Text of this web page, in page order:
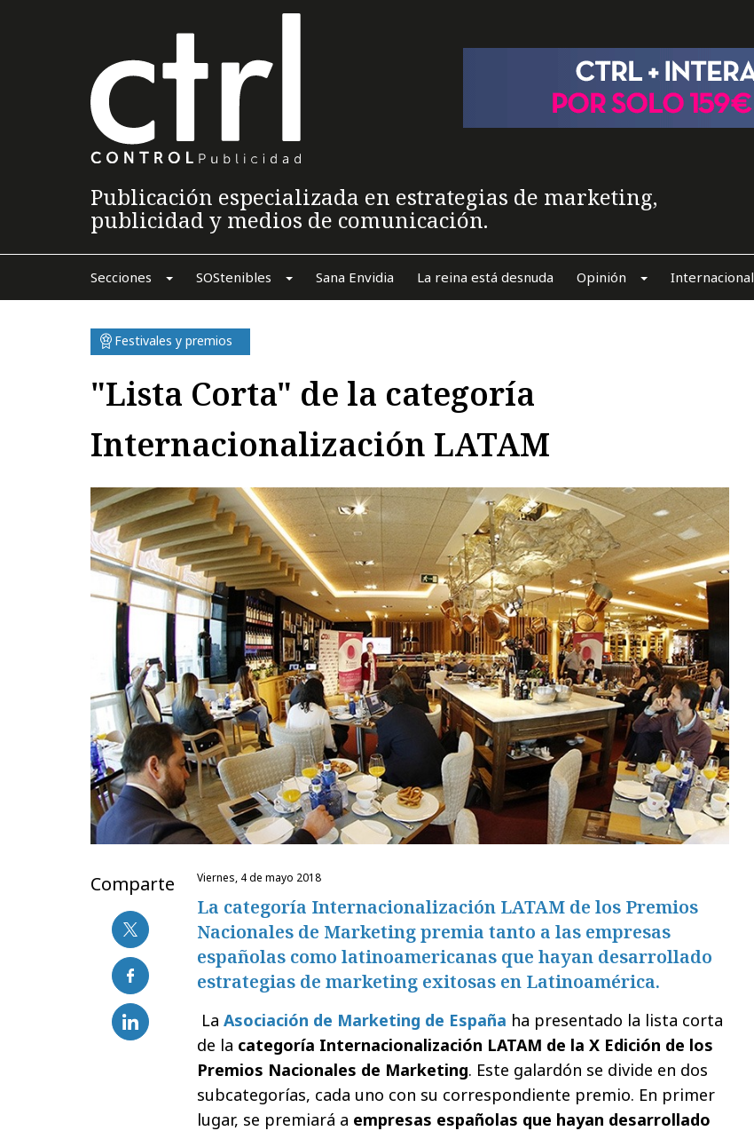
Publicación especializada en estrategias de marketing,
publicidad y medios de comunicación.
Secciones SOStenibles Sana Envidia La reina está desnuda Opinión Internacional
Festivales y premios
"Lista Corta" de la categoría
Internacionalización LATAM
Comparte viernes, 4 de mayo 2018
La categoría Internacionalización LATAM de los Premios
Nacionales de Marketing premia tanto a las empresas
españolas como latinoamericanas que hayan desarrollado
estrategias de marketing exitosas en Latinoamérica.
La Asociación de Marketing de España ha presentado la lista corta
de la categoría Internacionalización LATAM de la X Edición de los
Premios Nacionales de Marketing. Este galardón se divide en dos
subcategorías, cada uno con su correspondiente premio. En primer
lugar, se premiará a empresas españolas que hayan desarrollado